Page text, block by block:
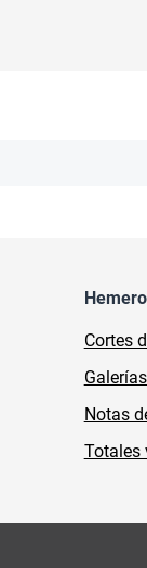
Cortes
Notas
Totales